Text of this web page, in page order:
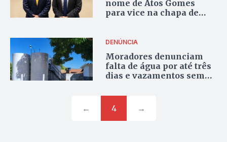
nome de Atos Gomes
para vice na chapa de
DENÚNCIA
Moradores denunciam
falta de água por até três
dias e vazamentos sem
← 4 →